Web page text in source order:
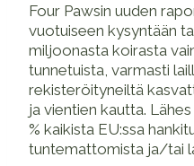
Four Pawsin uuden
vuotuiseen kysyntään
miljoonasta koirasta
tunnetuista, varmasti
rekisteröityneiltä
ja vientien kautta.
% kaikista EU:ssa
tuntemattomista ja/tai